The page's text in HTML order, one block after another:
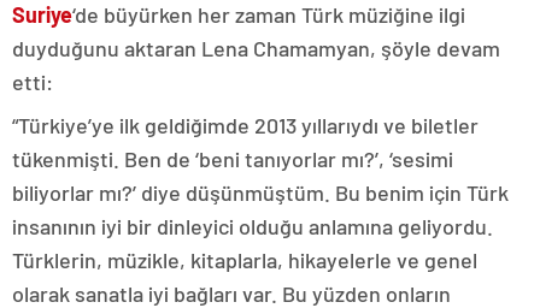
Suriye‘de büyürken her zaman Türk müziğine ilgi
duyduğunu aktaran Lena Chamamyan, şöyle devam
etti:
“Türkiye’ye ilk geldiğimde 2013 yıllarıydı ve biletler
tükenmişti. Ben de ‘beni tanıyorlar mı?’, ‘sesimi
biliyorlar mı?’ diye düşünmüştüm. Bu benim için Türk
insanının iyi bir dinleyici olduğu anlamına geliyordu.
Türklerin, müzikle, kitaplarla, hikayelerle ve genel
olarak sanatla iyi bağları var. Bu yüzden onların